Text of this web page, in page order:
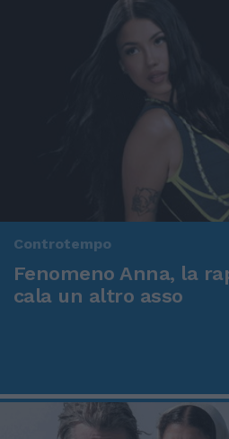
Controtempo
Fenomeno Anna, la
cala un altro asso